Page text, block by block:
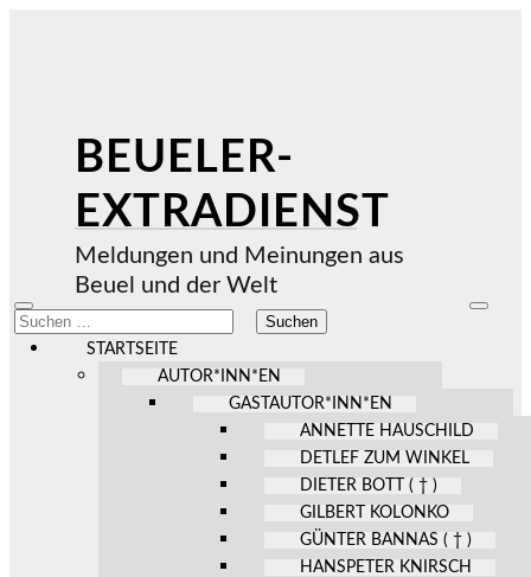
BEUELER-
EXTRADIENST
Meldungen und Meinungen aus
Beuel und der Welt
Mobile-
Menü
ein-/ausblenden
Suchen
nach:
STARTSEITE
AUTOR*INN*EN
GASTAUTOR*INN*EN
ANNETTE HAUSCHILD
DETLEF ZUM WINKEL
DIETER BOTT ( † )
GILBERT KOLONKO
GÜNTER BANNAS ( † )
HANSPETER KNIRSCH